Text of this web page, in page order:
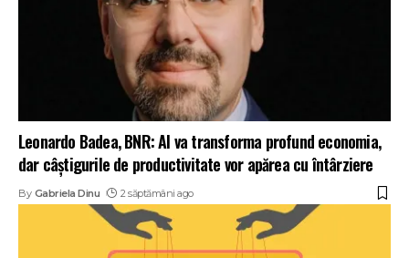
Leonardo Badea, BNR: AI va transforma profund economia,
dar câștigurile de productivitate vor apărea cu întârziere
By Gabriela Dinu 2 săptămâni ago